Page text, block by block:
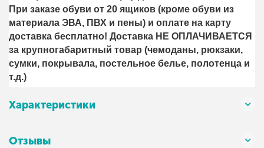
При заказе обуви от 20 ящиков (кроме обуви из
материала ЭВА, ПВХ и пены) и оплате на карту
доставка бесплатно! Доставка НЕ ОПЛАЧИВАЕТСЯ
за крупногабаритный товар (чемоданы, рюкзаки,
сумки, покрывала, постельное белье, полотенца и
т.д.)
Характеристики
Отзывы